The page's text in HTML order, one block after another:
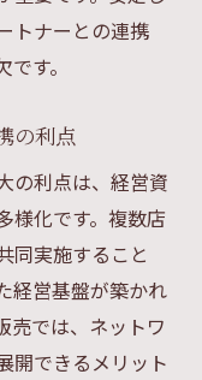
い収益モデル
収益モデルの
の可能性
利点と落とし
な収益を実現
ないエステ戦
トナーとの連携
す。
の利点
の利点は、経営資
様化です。複数店
同実施すること
経営基盤が築かれ
売では、ネットワ
開できるメリット